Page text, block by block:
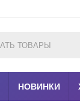
НОВИНКИ